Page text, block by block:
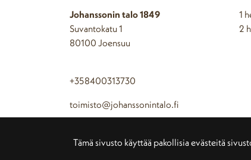
Tämä sivusto käyttää pakollisia evästeitä
Johanssonin talo 1849
Suvantokatu 1
80100 Joensuu
+358400313730
toimisto@johanssonintalo.fi
1
2